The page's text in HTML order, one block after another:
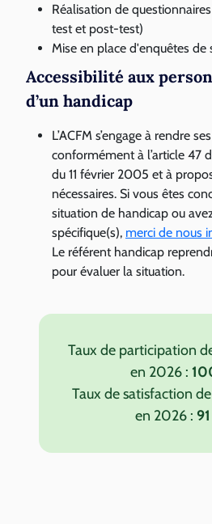
Réalisation de
test et post-test)
Mise en place d'enquêtes de
Accessibilité aux
d’un handicap
L’ACFM s’engage à rendre
conformément à l’article 47
du 11 février 2005 et à
nécessaires. Si vous êtes
situation de handicap ou
spécifique(s), merci de nous
Le référent handicap
pour évaluer la situation.
Taux de participation
en 2026 :
Taux de satisfaction
en 2026 :